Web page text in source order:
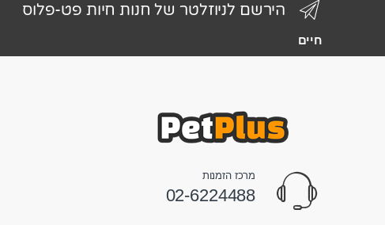
הירשם לניוזלטר של חנות חיות פט-פלוס
חיים
מרכז הזמנות
02-6224488